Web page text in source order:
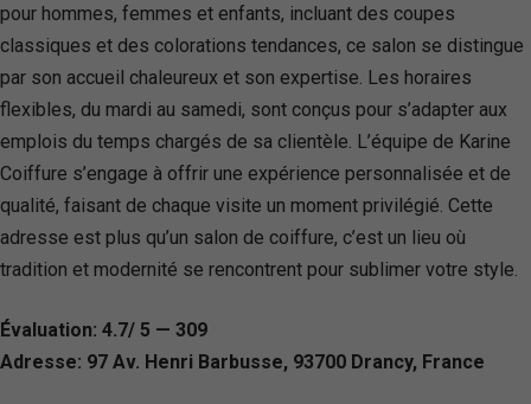
pour hommes, femmes et enfants, incluant des coupes
classiques et des colorations tendances, ce salon se distingue
par son accueil chaleureux et son expertise. Les horaires
flexibles, du mardi au samedi, sont conçus pour s’adapter aux
emplois du temps chargés de sa clientèle. L’équipe de Karine
Coiffure s’engage à offrir une expérience personnalisée et de
qualité, faisant de chaque visite un moment privilégié. Cette
adresse est plus qu’un salon de coiffure, c’est un lieu où
tradition et modernité se rencontrent pour sublimer votre style.
Évaluation: 4.7/ 5 — 309
Adresse: 97 Av. Henri Barbusse, 93700 Drancy, France